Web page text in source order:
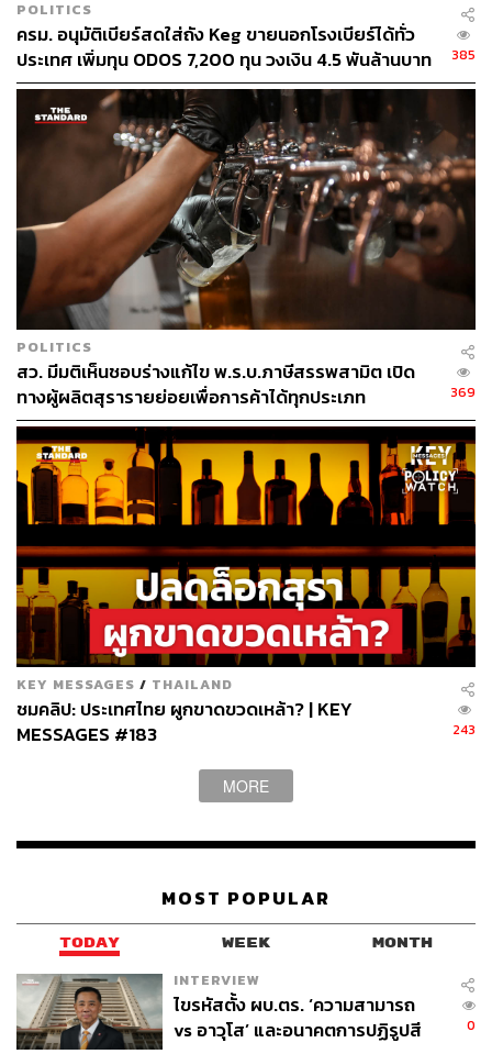
POLITICS
ครม. อนุมัติเบียร์สดใส่ถัง Keg ขายนอกโรงเบียร์ได้ทั่ว
ประเทศ เพิ่มทุน ODOS 7,200 ทุน วงเงิน 4.5 พันล้านบาท
385
POLITICS
สว. มีมติเห็นชอบร่างแก้ไข พ.ร.บ.ภาษีสรรพสามิต เปิด
ทางผู้ผลิตสุรารายย่อยเพื่อการค้าได้ทุกประเภท
369
KEY MESSAGES / THAILAND
ชมคลิป: ประเทศไทย ผูกขาดขวดเหล้า? | KEY
MESSAGES #183
243
MORE
MOST POPULAR
TODAY WEEK MONTH
INTERVIEW
ไขรหัสตั้ง ผบ.ตร. ‘ความสามารถ
vs อาวุโส’ และอนาคตการปฏิรูปสี
0